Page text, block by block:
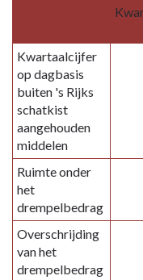
Kwartaalcijfer
op dagbasis
buiten 's Rijks
schatkist
aangehouden
middelen
Ruimte onder
het
drempelbedrag
Overschrijding
van het
drempelbedrag